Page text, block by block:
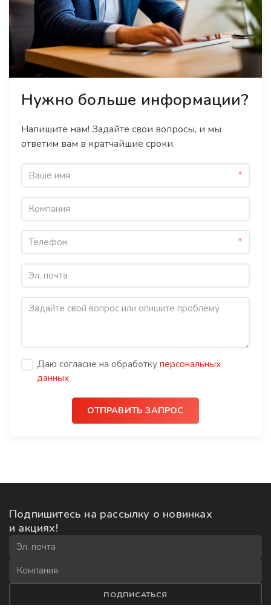
Нужно больше информации?
Напишите нам! Задайте свои вопросы, и мы
ответим вам в кратчайшие сроки.
Даю согласие на обработкуперсональных
данных
ОТПРАВИТЬ ЗАПРОС
Подпишитесь на рассылку о новинках
и акциях!
ПОДПИСАТЬСЯ